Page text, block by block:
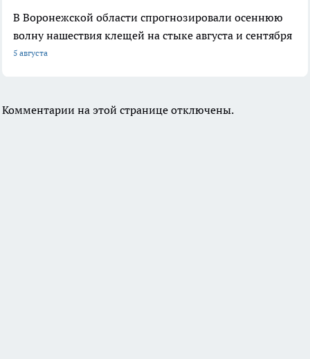
В Воронежской области спрогнозировали осеннюю
волну нашествия клещей на стыке августа и сентября
5 августа
Комментарии на этой странице отключены.